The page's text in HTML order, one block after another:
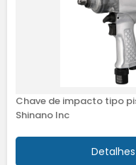
Chave de impacto tipo
Shinano Inc
Detalhes